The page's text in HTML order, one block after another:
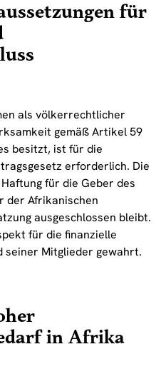
für
als völkerrechtlicher
gemäß Artikel 59
besitzt, ist für die
erforderlich. Die
für die Geber des
der Afrikanischen
ausgeschlossen bleibt.
für die finanzielle
seiner Mitglieder gewahrt.
in Afrika